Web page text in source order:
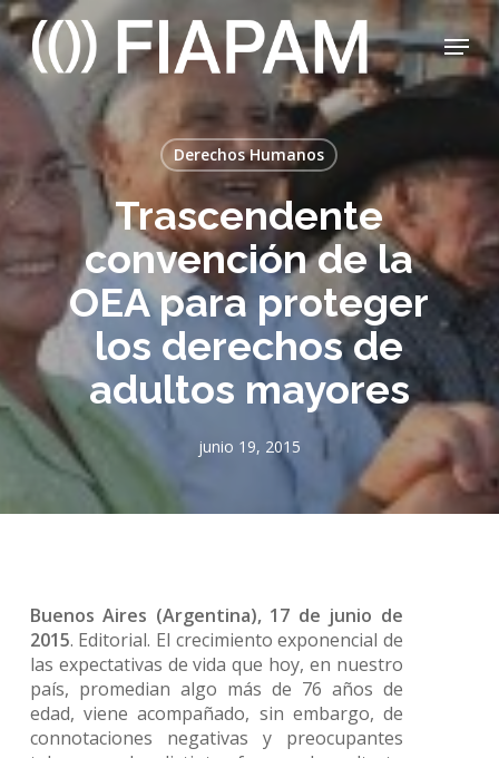
Skip
to
main
content
Menu
Derechos Humanos
Trascendente
convención de la
OEA para proteger
los derechos de
adultos mayores
junio 19, 2015
Buenos Aires (Argentina), 17 de junio de
2015. Editorial. El crecimiento exponencial de
las expectativas de vida que hoy, en nuestro
país, promedian algo más de 76 años de
edad, viene acompañado, sin embargo, de
connotaciones negativas y preocupantes
Close
Menu